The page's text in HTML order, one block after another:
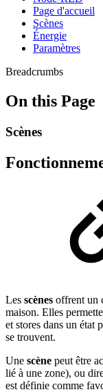
Page d'accueil
Scènes
Énergie
Paramètres
Breadcrumbs
On this Page
Scènes
Les scènes offrent un
maison. Elles
et stores dans un état
se trouvent.
Une scène peut être
lié à une zone), ou
est définie comme